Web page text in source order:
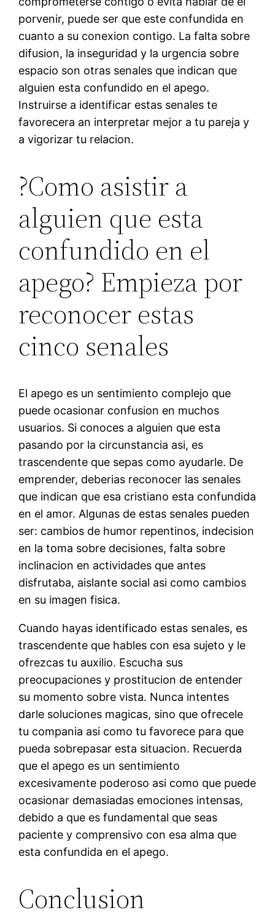
porvenir, puede ser que este confundida en
cuanto a su conexion contigo. La falta sobre
difusion, la inseguridad y la urgencia sobre
espacio son otras senales que indican que
alguien esta confundido en el apego.
Instruirse a identificar estas senales te
favorecera an interpretar mejor a tu pareja y
a vigorizar tu relacion.
?Como asistir a
alguien que esta
confundido en el
apego? Empieza por
reconocer estas
cinco senales
El apego es un sentimiento complejo que
puede ocasionar confusion en muchos
usuarios. Si conoces a alguien que esta
pasando por la circunstancia asi, es
trascendente que sepas como ayudarle. De
emprender, deberias reconocer las senales
que indican que esa cristiano esta confundida
en el amor. Algunas de estas senales pueden
ser: cambios de humor repentinos, indecision
en la toma sobre decisiones, falta sobre
inclinacion en actividades que antes
disfrutaba, aislante social asi­ como cambios
en su imagen fisica.
Cuando hayas identificado estas senales, es
trascendente que hables con esa sujeto y le
ofrezcas tu auxilio. Escucha sus
preocupaciones y prostitucion de entender
su momento sobre vista. Nunca intentes
darle soluciones magicas, sino que ofrecele
tu compania asi­ como tu favorece para que
pueda sobrepasar esta situacion. Recuerda
que el apego es un sentimiento
excesivamente poderoso asi­ como que puede
ocasionar demasiadas emociones intensas,
debido a que es fundamental que seas
paciente y comprensivo con esa alma que
esta confundida en el apego.
Conclusion